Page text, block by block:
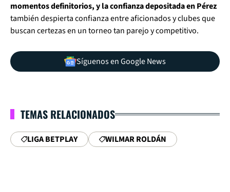
momentos definitorios, y la confianza depositada en Pérez
también despierta confianza entre aficionados y clubes que
buscan certezas en un torneo tan parejo y competitivo.
Síguenos en Google News
TEMAS RELACIONADOS
LIGA BETPLAY WILMAR ROLDÁN